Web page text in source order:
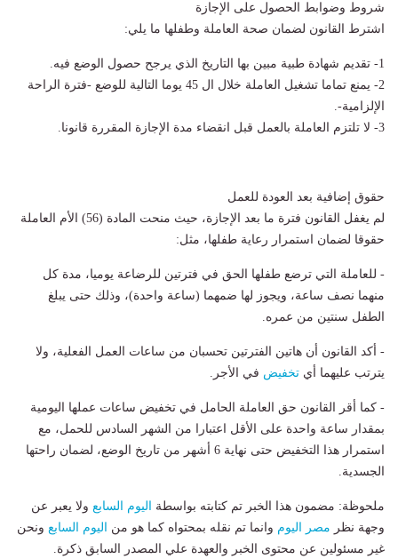
شروط وضوابط الحصول على الإجازة
اشترط القانون لضمان صحة العاملة وطفلها ما يلي:
1- تقديم شهادة طبية مبين بها التاريخ الذي يرجح حصول الوضع فيه.
2- يمنع تماما تشغيل العاملة خلال ال 45 يوما التالية للوضع -فترة الراحة
الإلزامية-.
3- لا تلتزم العاملة بالعمل قبل انقضاء مدة الإجازة المقررة قانونا.
حقوق إضافية بعد العودة للعمل
لم يغفل القانون فترة ما بعد الإجازة، حيث منحت المادة (56) الأم العاملة
حقوقا لضمان استمرار رعاية طفلها، مثل:
- للعاملة التي ترضع طفلها الحق في فترتين للرضاعة يوميا، مدة كل
منهما نصف ساعة، ويجوز لها ضمهما (ساعة واحدة)، وذلك حتى يبلغ
الطفل سنتين من عمره.
- أكد القانون أن هاتين الفترتين تحسبان من ساعات العمل الفعلية، ولا
يترتب عليهما أي تخفيض في الأجر.
- كما أقر القانون حق العاملة الحامل في تخفيض ساعات عملها اليومية
بمقدار ساعة واحدة على الأقل اعتبارا من الشهر السادس للحمل، مع
استمرار هذا التخفيض حتى نهاية 6 أشهر من تاريخ الوضع، لضمان راحتها
الجسدية.
ملحوظة: مضمون هذا الخبر تم كتابته بواسطة اليوم السابع ولا يعبر عن
وجهة نظر مصر اليوم وانما تم نقله بمحتواه كما هو من اليوم السابع ونحن
غير مسئولين عن محتوى الخبر والعهدة علي المصدر السابق ذكرة.